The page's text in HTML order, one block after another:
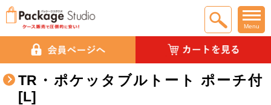
Menu
TR・ポケッタブルトート ポーチ付
[L]